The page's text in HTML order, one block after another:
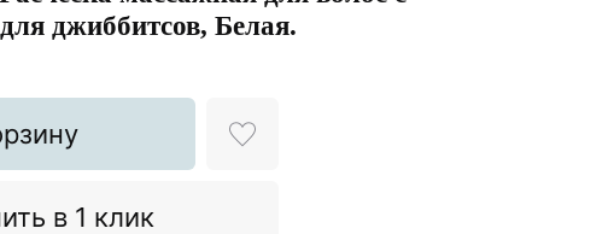
джиббитсов, Белая.
в 1 клик